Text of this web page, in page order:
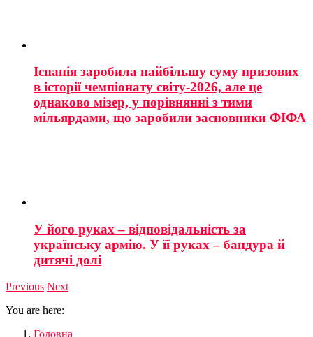
Іспанія заробила найбільшу суму призових
в історії чемпіонату світу-2026, але це
однаково мізер, у порівнянні з тими
мільярдами, що заробили засновники ФІФА
У його руках – відповідальність за
українську армію. У її руках – бандура й
дитячі долі
Previous Next
You are here:
Головна